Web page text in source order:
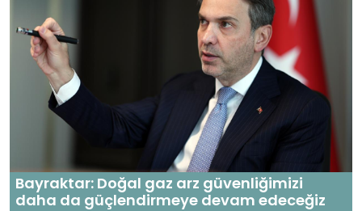
Bayraktar: Doğal gaz arz güvenliğimizi
daha da güçlendirmeye devam edeceğiz